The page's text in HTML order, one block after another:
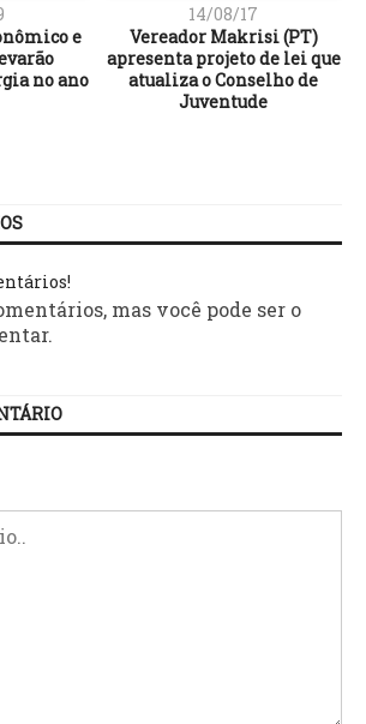
e
no ano
14/08/17
Vereador Makrisi (PT)
apresenta projeto de lei que
atualiza o Conselho de
Juventude
mas você pode ser o